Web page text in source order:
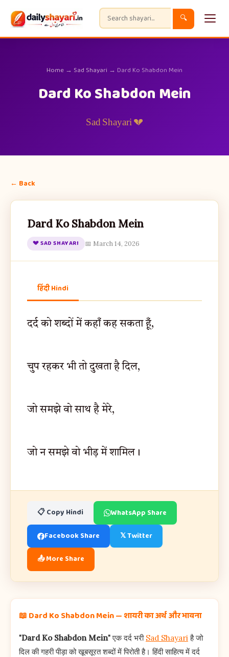
🔍
Home → Sad Shayari → Dard Ko Shabdon Mein
Dard Ko Shabdon Mein
💔 Sad Shayari
← Back
Dard Ko Shabdon Mein
💔 SAD SHAYARI 📅 March 14, 2026
हिंदी Hindi
दर्द को शब्दों में कहाँ कह सकता हूँ,
चुप रहकर भी तो दुखता है दिल,
जो समझे वो साथ है मेरे,
जो न समझे वो भीड़ में शामिल।
📋 Copy Hindi WhatsApp Share
Facebook Share 𝕏 Twitter
📤 More Share
📖 Dard Ko Shabdon Mein — शायरी का अर्थ और भावना
"Dard Ko Shabdon Mein"एक दर्द भरी Sad Shayariहै जो
दिल की गहरी पीड़ा को खूबसूरत शब्दों में पिरोती है। हिंदी साहित्य में दर्द